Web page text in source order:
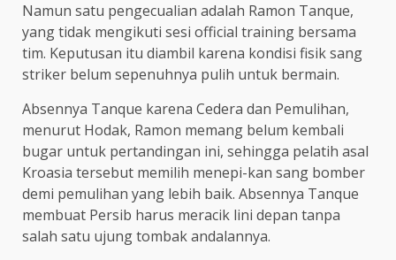
Namun satu pengecualian adalah Ramon Tanque,
yang tidak mengikuti sesi official training bersama
tim. Keputusan itu diambil karena kondisi fisik sang
striker belum sepenuhnya pulih untuk bermain.
Absennya Tanque karena Cedera dan Pemulihan,
menurut Hodak, Ramon memang belum kembali
bugar untuk pertandingan ini, sehingga pelatih asal
Kroasia tersebut memilih menepi-kan sang bomber
demi pemulihan yang lebih baik. Absennya Tanque
membuat Persib harus meracik lini depan tanpa
salah satu ujung tombak andalannya.